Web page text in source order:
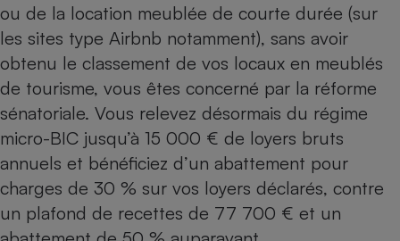
ou de la location meublée de courte durée (sur
les sites type Airbnb notamment), sans avoir
obtenu le classement de vos locaux en meublés
de tourisme, vous êtes concerné par la réforme
sénatoriale. Vous relevez désormais du régime
micro-BIC jusqu’à 15 000 € de loyers bruts
annuels et bénéficiez d’un abattement pour
charges de 30 % sur vos loyers déclarés, contre
un plafond de recettes de 77 700 € et un
Cafetière à expressos